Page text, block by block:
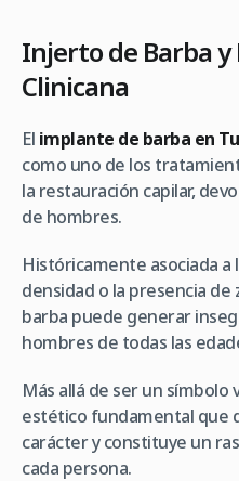
Injerto de Barba
Clinicana
El implante de barba en
como uno de los
la restauración capilar,
de hombres.
Históricamente asociada a
densidad o la presencia de
barba puede generar
hombres de todas las
Más allá de ser un símbolo
estético fundamental que
carácter y constituye un
cada persona.